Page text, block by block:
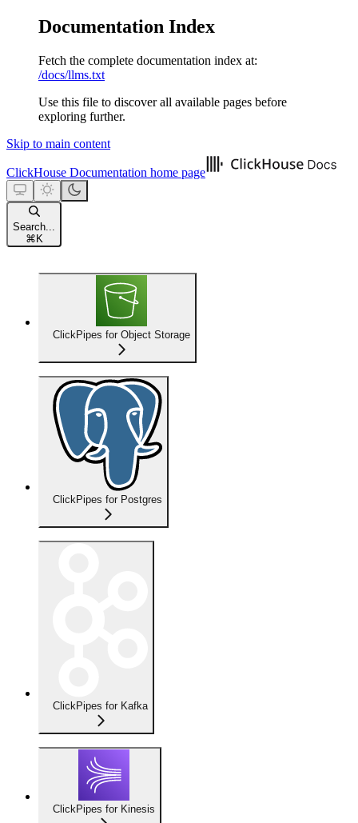
Documentation Index
Fetch the complete documentation index at:
/docs/llms.txt
Use this file to discover all available pages before
exploring further.
Skip to main content
ClickHouse Documentation home page
Search...
⌘ K
ClickPipes for Object Storage
ClickPipes for Postgres
ClickPipes for Kafka
ClickPipes for Kinesis